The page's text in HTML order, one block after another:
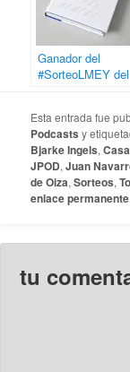
Ganador del
#SorteoLMEY del
Arquitectura
Esta entrada fue
Podcasts y
Bjarke Ingels,
JPOD,Juan
de Oiza,Sorteos,
enlace permanente
tu